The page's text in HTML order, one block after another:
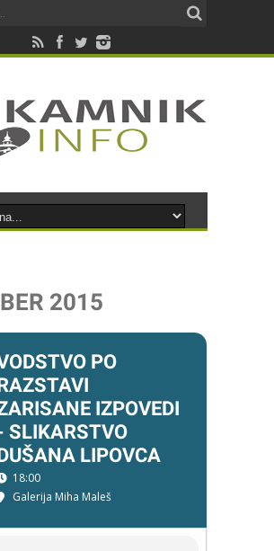
2015
PO
IZPOVEDI
SLIKARSTVO
LIPOVCA
18:00
Galerija Miha Maleš